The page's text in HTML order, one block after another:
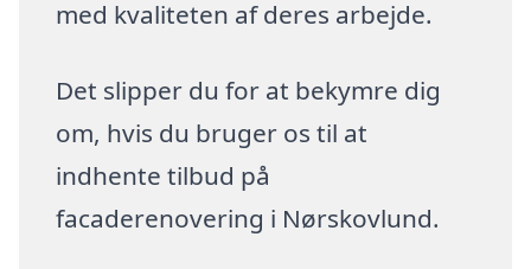
med kvaliteten af deres arbejde.
Det slipper du for at bekymre dig
om, hvis du bruger os til at
indhente tilbud på
facaderenovering i Nørskovlund.